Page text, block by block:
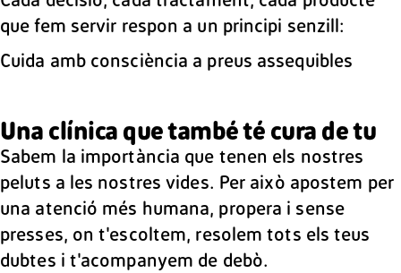
que fem servir respon a un principi senzill:
Cuida amb consciència a preus assequibles
Una clínica que també té cura de tu
Sabem la importància que tenen els nostres
peluts a les nostres vides. Per això apostem per
una atenció més humana, propera i sense
presses, on t'escoltem, resolem tots els teus
dubtes i t'acompanyem de debò.